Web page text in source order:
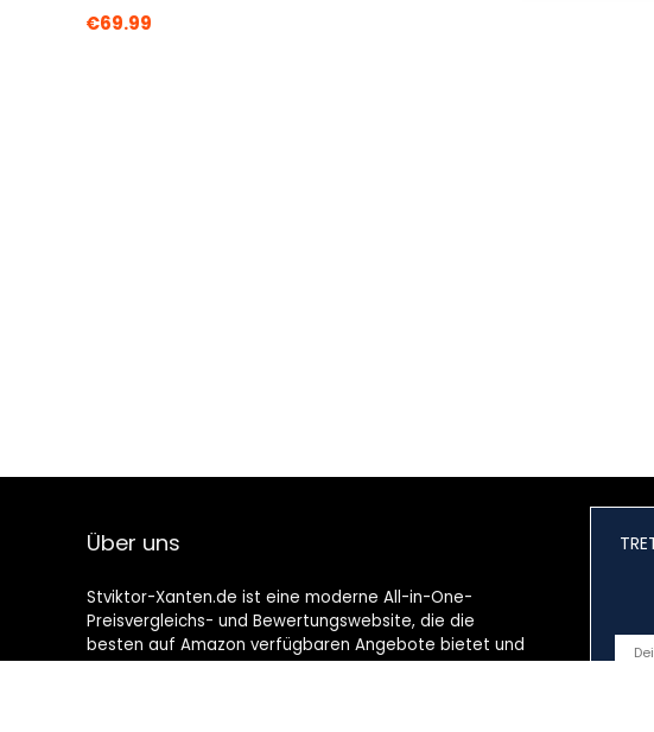
€69.99
Über uns
Stviktor-Xanten.de ist eine moderne All-in-One-
Preisvergleichs- und Bewertungswebsite, die die
besten auf Amazon verfügbaren Angebote bietet und
Sie durch die neuesten hinzugefügten Blogs auf dem